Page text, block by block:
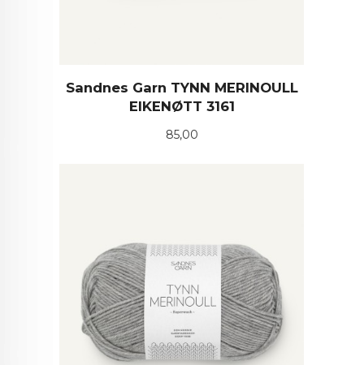
Sandnes Garn TYNN MERINOULL
EIKENØTT 3161
Pris
85,00